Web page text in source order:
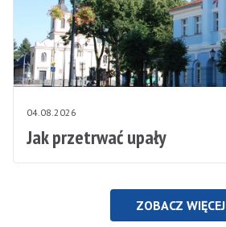
04.08.2026
Jak przetrwać upały
ZOBACZ WIĘCEJ